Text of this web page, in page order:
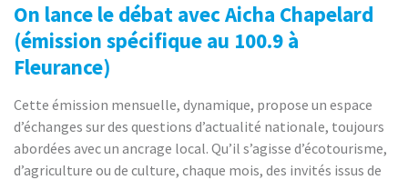
On lance le débat avec Aicha Chapelard
(émission spécifique au 100.9 à
Fleurance)
Cette émission mensuelle, dynamique, propose un espace
d’échanges sur des questions d’actualité nationale, toujours
abordées avec un ancrage local. Qu’il s’agisse d’écotourisme,
d’agriculture ou de culture, chaque mois, des invités issus de